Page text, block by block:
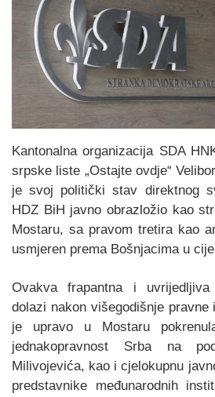
Kantonalna organizacija SDA
srpske liste „Ostajte ovdje“
je svoj politički stav direktnog
HDZ BiH javno obrazložio kao
Mostaru, sa pravom tretira kao
usmjeren prema Bošnjacima u
Ovakva frapantna i
dolazi nakon višegodišnje
je upravo u Mostaru
jednakopravnost Srba na
Milivojevića, kao i cjelokupnu
predstavnike međunarodnih